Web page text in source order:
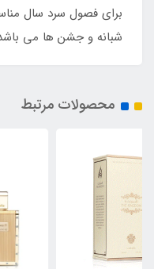
برای فصول سرد سال
شبانه و جشن ها می
محصولات مرتبط